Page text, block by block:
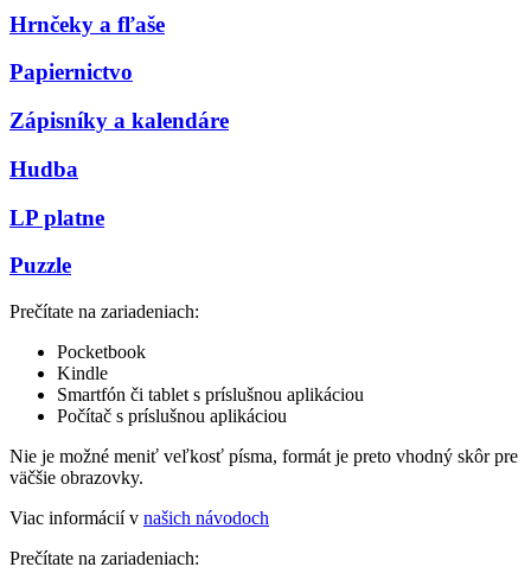
Hrnčeky a fľaše
Papiernictvo
Zápisníky a kalendáre
Hudba
LP platne
Puzzle
Prečítate na zariadeniach:
Pocketbook
Kindle
Smartfón či tablet s príslušnou aplikáciou
Počítač s príslušnou aplikáciou
Nie je možné meniť veľkosť písma, formát je preto vhodný skôr pre
väčšie obrazovky.
Viac informácií v našich návodoch
Prečítate na zariadeniach: